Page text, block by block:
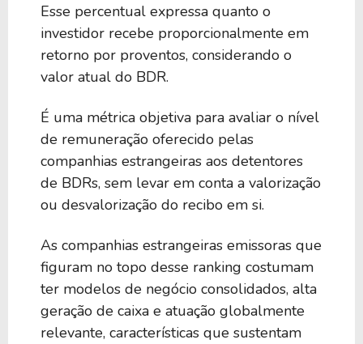
H1TH34 4,52%
PFIZ34 4,51%
N1WG34 4,50% 3,09%
A1EG34 4,49%
Esse percentual expressa quanto o
investidor recebe proporcionalmente em
retorno por proventos, considerando o
valor atual do BDR.
É uma métrica objetiva para avaliar o nível
de remuneração oferecido pelas
companhias estrangeiras aos detentores
de BDRs, sem levar em conta a valorização
ou desvalorização do recibo em si.
As companhias estrangeiras emissoras que
figuram no topo desse ranking costumam
ter modelos de negócio consolidados, alta
geração de caixa e atuação globalmente
relevante, características que sustentam